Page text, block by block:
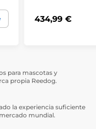
434,99 €
para mascotas y
propia Reedog.
la experiencia suficiente
mundial.